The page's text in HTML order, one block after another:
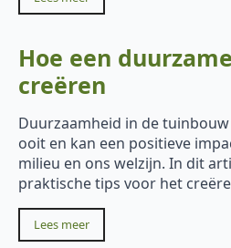
Hoe een
creëren
Duurzaamheid in de
ooit en kan een positieve
milieu en ons welzijn. In dit
praktische tips voor het
Lees meer